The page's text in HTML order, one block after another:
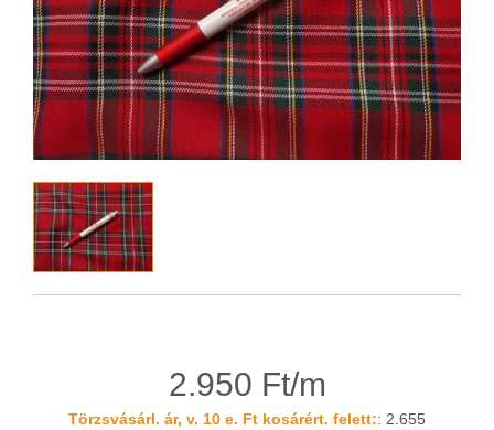
2.950 Ft/m
Törzsvásárl. ár, v. 10 e. Ft kosárért. felett:: 2.655